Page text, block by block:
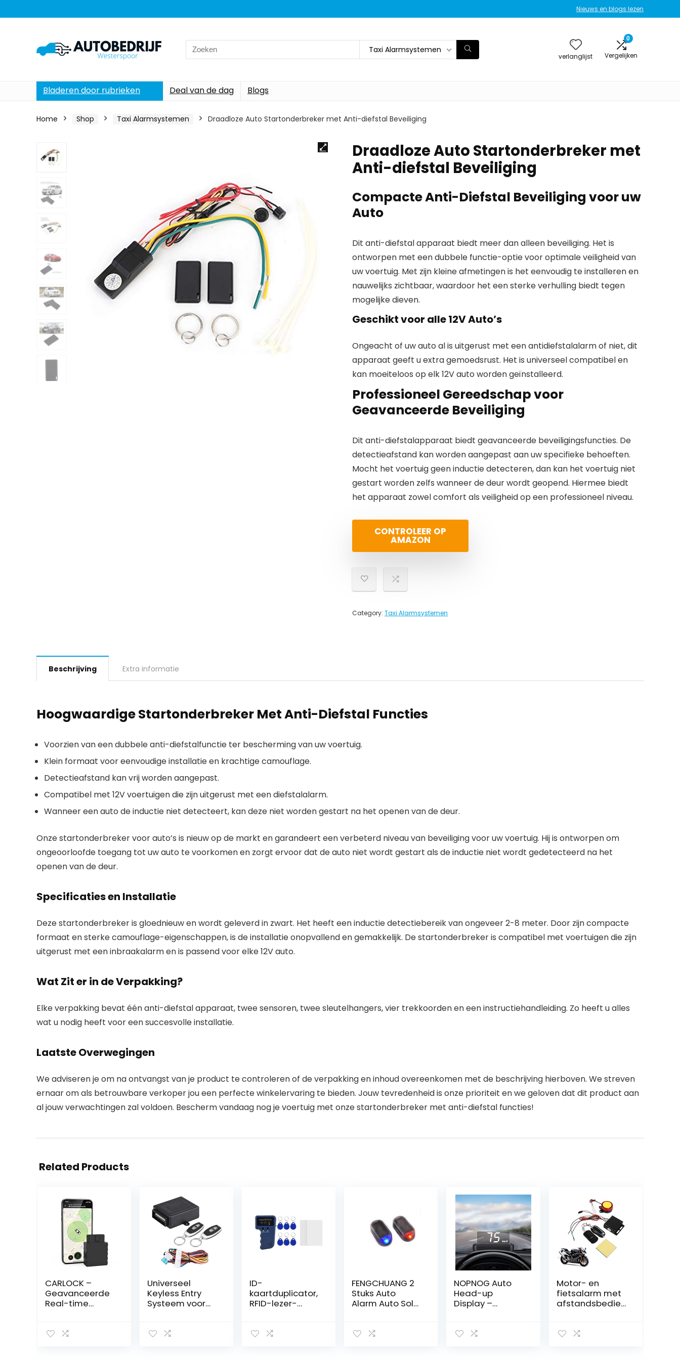
Nieuws en blogs lezen
Search
for:
Taxi Alarmsystemen
verlanglijst
0
Vergelijken
Bladeren door rubrieken Deal van de dag Blogs
Home Shop Taxi Alarmsystemen Draadloze Auto Startonderbreker met Anti-diefstal Beveiliging
Draadloze Auto Startonderbreker met
Anti-diefstal Beveiliging
Compacte Anti-Diefstal Beveiliging voor uw
Auto
Dit anti-diefstal apparaat biedt meer dan alleen beveiliging. Het is
ontworpen met een dubbele functie-optie voor optimale veiligheid van
uw voertuig. Met zijn kleine afmetingen is het eenvoudig te installeren en
nauwelijks zichtbaar, waardoor het een sterke verhulling biedt tegen
mogelijke dieven.
Geschikt voor alle 12V Auto’s
Ongeacht of uw auto al is uitgerust met een antidiefstalalarm of niet, dit
apparaat geeft u extra gemoedsrust. Het is universeel compatibel en
kan moeiteloos op elk 12V auto worden geïnstalleerd.
Professioneel Gereedschap voor
Geavanceerde Beveiliging
Dit anti-diefstalapparaat biedt geavanceerde beveiligingsfuncties. De
detectieafstand kan worden aangepast aan uw specifieke behoeften.
Mocht het voertuig geen inductie detecteren, dan kan het voertuig niet
gestart worden zelfs wanneer de deur wordt geopend. Hiermee biedt
het apparaat zowel comfort als veiligheid op een professioneel niveau.
CONTROLEER OP
AMAZON
Category: Taxi Alarmsystemen
Beschrijving Extra informatie
Hoogwaardige Startonderbreker Met Anti-Diefstal Functies
Voorzien van een dubbele anti-diefstalfunctie ter bescherming van uw voertuig.
Klein formaat voor eenvoudige installatie en krachtige camouflage.
Detectieafstand kan vrij worden aangepast.
Compatibel met 12V voertuigen die zijn uitgerust met een diefstalalarm.
Wanneer een auto de inductie niet detecteert, kan deze niet worden gestart na het openen van de deur.
Onze startonderbreker voor auto’s is nieuw op de markt en garandeert een verbeterd niveau van beveiliging voor uw voertuig. Hij is ontworpen om
ongeoorloofde toegang tot uw auto te voorkomen en zorgt ervoor dat de auto niet wordt gestart als de inductie niet wordt gedetecteerd na het
openen van de deur.
Specificaties en Installatie
Deze startonderbreker is gloednieuw en wordt geleverd in zwart. Het heeft een inductie detectiebereik van ongeveer 2-8 meter. Door zijn compacte
formaat en sterke camouflage-eigenschappen, is de installatie onopvallend en gemakkelijk. De startonderbreker is compatibel met voertuigen die zijn
uitgerust met een inbraakalarm en is passend voor elke 12V auto.
Wat Zit er in de Verpakking?
Elke verpakking bevat één anti-diefstal apparaat, twee sensoren, twee sleutelhangers, vier trekkoorden en een instructiehandleiding. Zo heeft u alles
wat u nodig heeft voor een succesvolle installatie.
Laatste Overwegingen
We adviseren je om na ontvangst van je product te controleren of de verpakking en inhoud overeenkomen met de beschrijving hierboven. We streven
ernaar om als betrouwbare verkoper jou een perfecte winkelervaring te bieden. Jouw tevredenheid is onze prioriteit en we geloven dat dit product aan
al jouw verwachtingen zal voldoen. Bescherm vandaag nog je voertuig met onze startonderbreker met anti-diefstal functies!
Related Products
CARLOCK –
Geavanceerde
Real-time
Wordt geleverd
Universeel
Keyless Entry
Systeem voor
Afstandsbedieni
ID-
kaartduplicator,
RFID-lezer-
t, RFID-klonen
FENGCHUANG 2
Stuks Auto
Alarm Auto Solar
Dummy Alarm
NOPNOG Auto
Head-up
Display –
aarschuwing
Motor- en
fietsalarm met
afstandsbedien